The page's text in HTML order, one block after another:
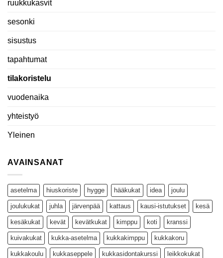
ruukkukasvit
sesonki
sisustus
tapahtumat
tilakoristelu
vuodenaika
yhteistyö
Yleinen
AVAINSANAT
asetelma hiuskoriste hygge hääkukat idea joulu
joulukukat juhla järvenpää kattaus kausi-istutukset kesä
kesäkukat kevät kevätkukat kimppu koti kranssi
kuivakukat kukka-asetelma kukkakimppu kukkakoru
kukkakoulu kukkaseppele kukkasidontakurssi leikkokukat